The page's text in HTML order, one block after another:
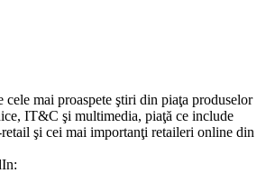
cele mai proaspete ştiri din piaţa produselor
IT&C şi multimedia, piaţă ce include
şi cei mai importanţi retaileri online din